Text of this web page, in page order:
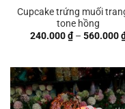
Cupcake trứng muối
tone hồng
240.000₫ – 560.000